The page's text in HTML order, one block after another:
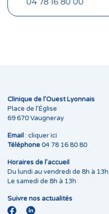
Clinique de l’Ouest Lyonnais
Place de l’Église
69 670 Vaugneray
Email : cliquer ici
Téléphone04 78 16 80 80
Horaires de l’accueil
Du lundi au vendredi de 8h à
Le samedi de 8h à 13h
Suivre nos actualités